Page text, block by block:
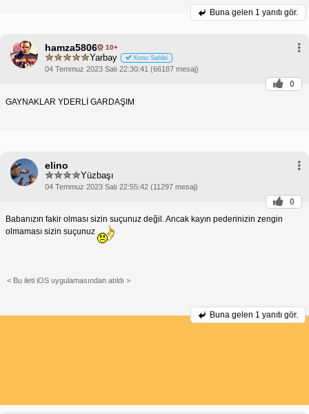
Buna gelen 1 yanıtı gör.
hamza5806 10+
Yarbay Konu Sahibi
04 Temmuz 2023 Salı 22:30:41 (66187 mesaj)
0
GAYNAKLAR YDERLİ GARDAŞIM
elino
Yüzbaşı
04 Temmuz 2023 Salı 22:55:42 (11297 mesaj)
0
Babanızın fakir olması sizin suçunuz değil. Ancak kayın pederinizin zengin
olmaması sizin suçunuz
< Bu ileti iOS uygulamasından atıldı >
Buna gelen 1 yanıtı gör.